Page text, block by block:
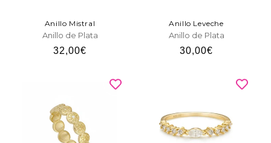
Anillo Mistral
Anillo de Plata
Precio
32,00€
Anillo Leveche
Anillo de Plata
Precio
30,00€